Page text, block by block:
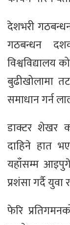
देशभरी
गठबन्धन
विश्वविद्यालय
बुढीखोलामा
समाधान गर्न
डाक्टर शेखर
दाहिने हात
यहाँसम्म
प्रशंसा गर्दै
फेरि